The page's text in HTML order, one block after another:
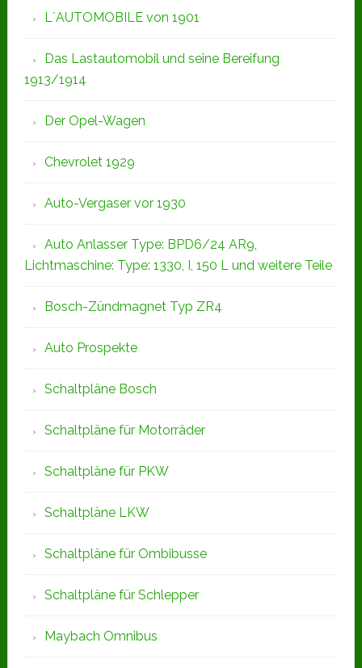
L`AUTOMOBILE von 1901
Das Lastautomobil und seine Bereifung
1913/1914
Der Opel-Wagen
Chevrolet 1929
Auto-Vergaser vor 1930
Auto Anlasser Type: BPD6/24 AR9,
Lichtmaschine: Type: 1330, I, 150 L und weitere Teile
Bosch-Zündmagnet Typ ZR4
Auto Prospekte
Schaltpläne Bosch
Schaltpläne für Motorräder
Schaltpläne für PKW
Schaltpläne LKW
Schaltpläne für Ombibusse
Schaltpläne für Schlepper
Maybach Omnibus